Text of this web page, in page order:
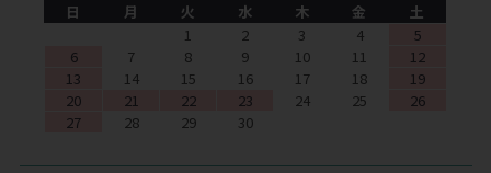
日
月 火 水 木 金
土
1
2 3 4
5
6
7 8 9 10 11
12
13
14 15 16 17 18
19
20
21 22 23 24 25
26
27
28 29 30